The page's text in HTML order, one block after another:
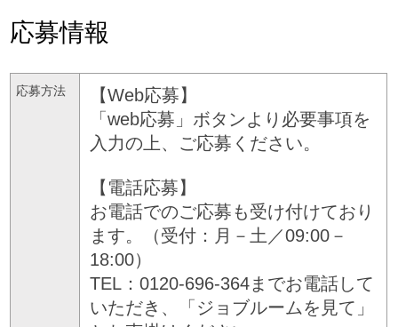
応募情報
応募方法
【Web応募】
「web応募」ボタンより必要事項を
入力の上、ご応募ください。
【電話応募】
お電話でのご応募も受け付けており
ます。（受付：月－土／09:00－
18:00）
TEL：0120-696-364までお電話して
いただき、「ジョブルームを見て」